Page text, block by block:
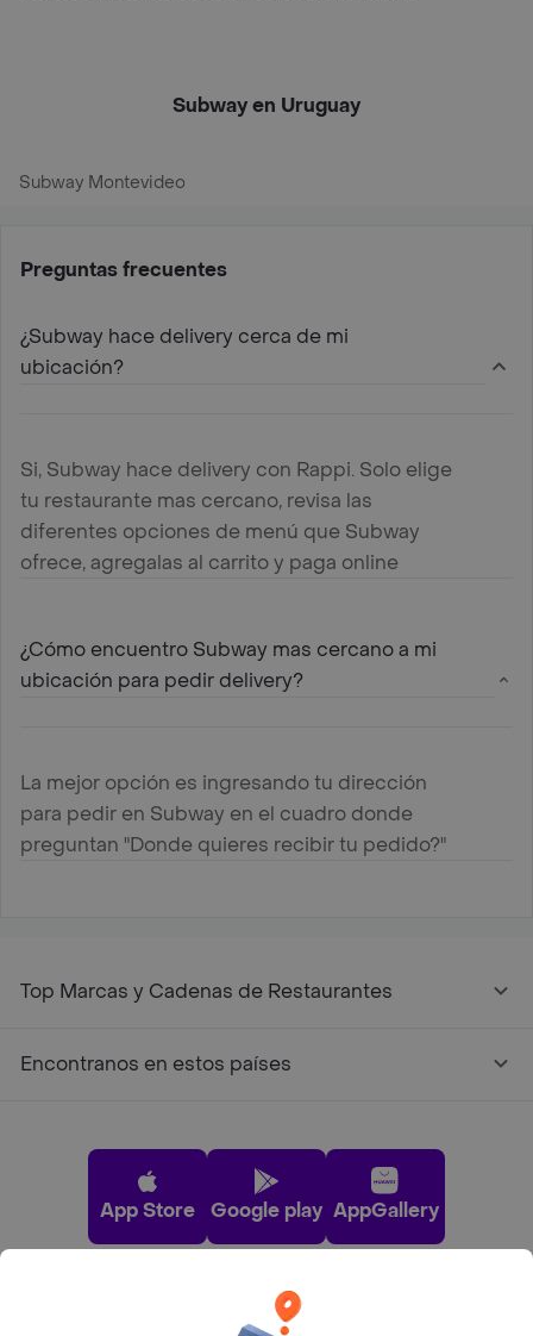
Subway en Uruguay
Subway Montevideo
Preguntas frecuentes
¿Subway hace delivery cerca de mi
ubicación?
Si, Subway hace delivery con Rappi. Solo elige
tu restaurante mas cercano, revisa las
diferentes opciones de menú que Subway
ofrece, agregalas al carrito y paga online
¿Cómo encuentro Subway mas cercano a mi
ubicación para pedir delivery?
La mejor opción es ingresando tu dirección
para pedir en Subway en el cuadro donde
preguntan "Donde quieres recibir tu pedido?"
Top Marcas y Cadenas de Restaurantes
Encontranos en estos países
App Store Google play AppGallery
Pide tu comida favorita cerca de ti